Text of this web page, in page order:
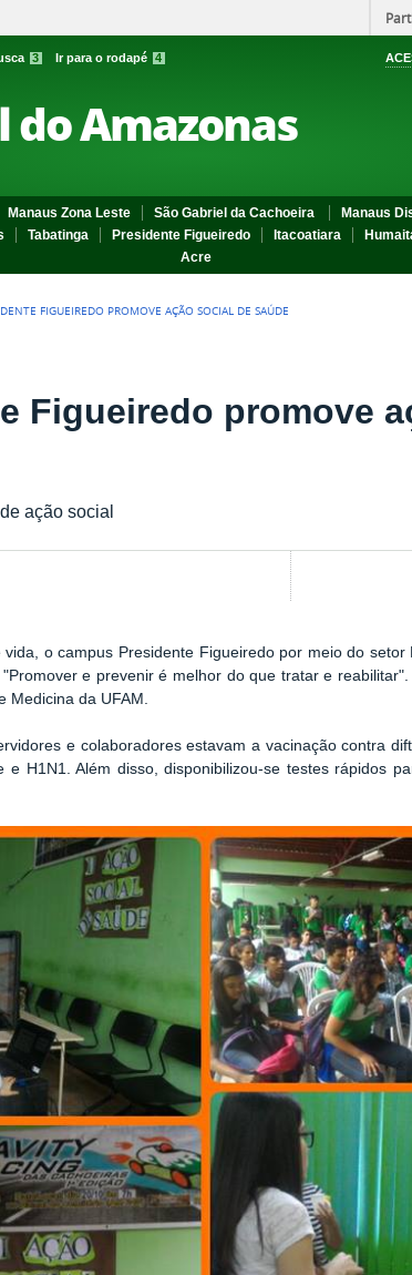
3 Ir para o rodapé 4
Amazonas
Manaus Zona Leste São Gabriel da Cachoeira
Manaus
Tabatinga Presidente Figueiredo Itacoatiara
Acre
FIGUEIREDO PROMOVE AÇÃO SOCIAL DE SAÚDE
Figueiredo promove
ação social
o campus Presidente Figueiredo por meio do
e prevenir é melhor do que tratar e
Medicina da UFAM.
e colaboradores estavam a vacinação contra
e H1N1. Além disso, disponibilizou-se testes rápidos